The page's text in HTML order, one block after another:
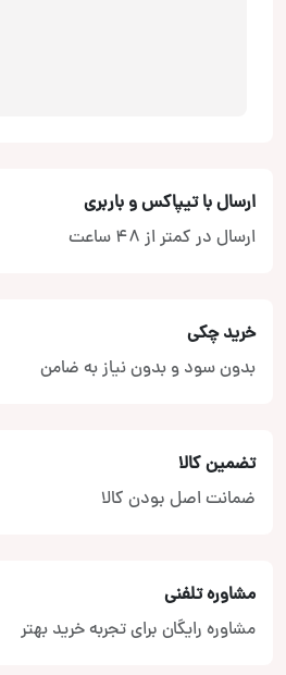
ارسال با تیپاکس و باربری
ارسال در کمتر از 48 ساعت
خرید چکی
بدون سود و بدون نیاز به ضامن
تضمین کالا
ضمانت اصل بودن کالا
مشاوره تلفنی
مشاوره رایگان برای تجربه خرید بهتر